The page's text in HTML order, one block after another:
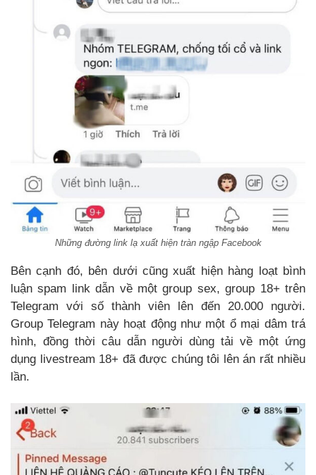
Những đường link lạ xuất hiện tràn ngập Facebook
Bên cạnh đó, bên dưới cũng xuất hiện hàng loạt bình
luận spam link dẫn về một group sex, group 18+ trên
Telegram với số thành viên lên đến 20.000 người.
Group Telegram này hoạt động như một ổ mại dâm trá
hình, đồng thời câu dẫn người dùng tải về một ứng
dụng livestream 18+ đã được chúng tôi lên án rất nhiều
lần.